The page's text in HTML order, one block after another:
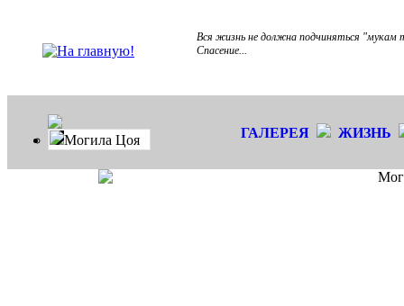
Вся жизнь не должна подчиняться "мукам
Спасение...
Могила Цоя ГАЛЕРЕЯ ЖИЗНЬ